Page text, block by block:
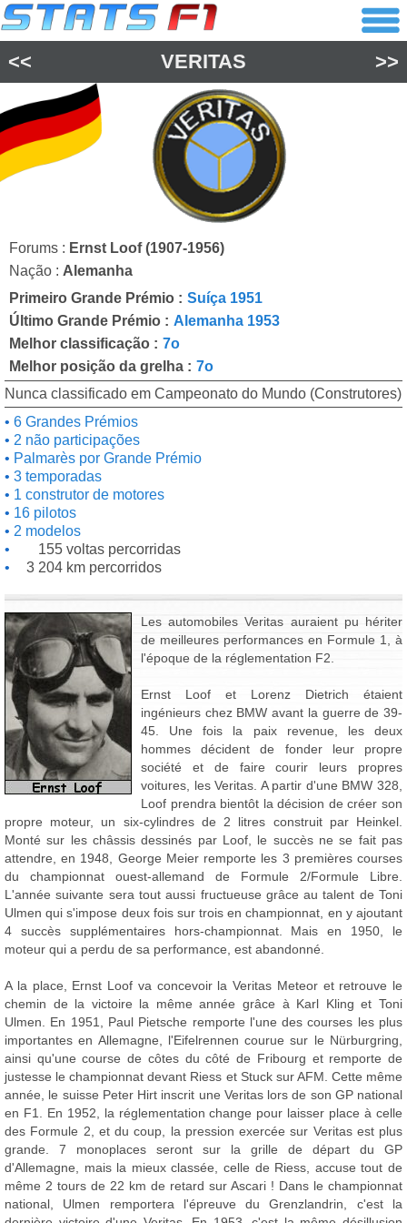
<< VERITAS >>
Forums : Ernst Loof (1907-1956)
Nação : Alemanha
Primeiro Grande Prémio : Suíça 1951
Último Grande Prémio : Alemanha 1953
Melhor classificação : 7o
Melhor posição da grelha : 7o
Nunca classificado em Campeonato do Mundo (Construtores)
6 Grandes Prémios
2 não participações
Palmarès por Grande Prémio
3 temporadas
1 construtor de motores
16 pilotos
2 modelos
155 voltas percorridas
3 204 km percorridos
Les automobiles Veritas auraient pu hériter
de meilleures performances en Formule 1, à
l'époque de la réglementation F2.
Ernst Loof et Lorenz Dietrich étaient
ingénieurs chez BMW avant la guerre de 39-
45. Une fois la paix revenue, les deux
hommes décident de fonder leur propre
société et de faire courir leurs propres
voitures, les Veritas. A partir d'une BMW 328,
Loof prendra bientôt la décision de créer son
propre moteur, un six-cylindres de 2 litres construit par Heinkel.
Monté sur les châssis dessinés par Loof, le succès ne se fait pas
attendre, en 1948, George Meier remporte les 3 premières courses
du championnat ouest-allemand de Formule 2/Formule Libre.
L'année suivante sera tout aussi fructueuse grâce au talent de Toni
Ulmen qui s'impose deux fois sur trois en championnat, en y ajoutant
4 succès supplémentaires hors-championnat. Mais en 1950, le
moteur qui a perdu de sa performance, est abandonné.
A la place, Ernst Loof va concevoir la Veritas Meteor et retrouve le
chemin de la victoire la même année grâce à Karl Kling et Toni
Ulmen. En 1951, Paul Pietsche remporte l'une des courses les plus
importantes en Allemagne, l'Eifelrennen courue sur le Nürburgring,
ainsi qu'une course de côtes du côté de Fribourg et remporte de
justesse le championnat devant Riess et Stuck sur AFM. Cette même
année, le suisse Peter Hirt inscrit une Veritas lors de son GP national
en F1. En 1952, la réglementation change pour laisser place à celle
des Formule 2, et du coup, la pression exercée sur Veritas est plus
grande. 7 monoplaces seront sur la grille de départ du GP
d'Allemagne, mais la mieux classée, celle de Riess, accuse tout de
même 2 tours de 22 km de retard sur Ascari ! Dans le championnat
national, Ulmen remportera l'épreuve du Grenzlandrin, c'est la